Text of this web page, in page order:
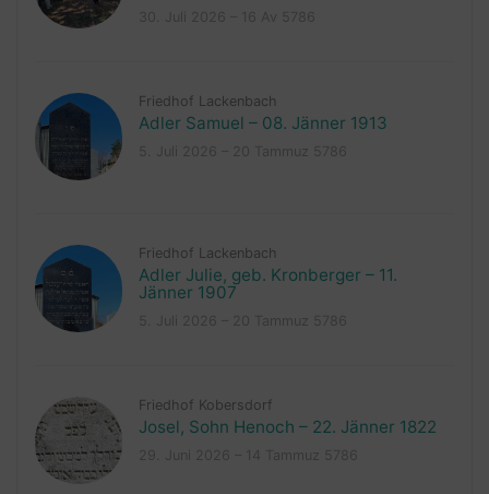
Friedhof Lackenbach
Adler Samuel – 08. Jänner 1913
Friedhof Lackenbach
Adler Julie, geb. Kronberger – 11.
Jänner 1907
Friedhof Kobersdorf
Josel, Sohn Henoch – 22. Jänner 1822